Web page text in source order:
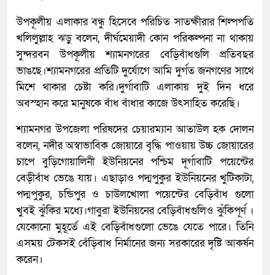
উপকূলীয় এলাকার বন্ধু হিসেবে পরিচিত সাতক্ষীরার শিল্পপতি
খলিলুল্লাহ ঝড়ু বলেন, দীর্ঘমেয়াদী কোন পরিকল্পনা না থাকায়
সুন্দরবন উপকূলীয় শ্যামনগরের বেড়িবাঁধগুলি প্রতিবছর
ভাঙছে।শ্যামনগরের প্রতিটি দুর্যোগে আমি দুর্গত জনগণের সাথে
মিশে থাকার চেষ্টা করি।দুর্গাবাটি এলাকায় দুই দিন ধরে
অবস্হান করে মানুষকে বাঁধ বাঁধার কাজে উৎসাহিত করেছি।
শ্যামনগর উপজেলা পরিষদের চেয়ারম্যান আতাউল হক দোলন
বলেন, নদীর অস্বাভাবিক জোয়ারে বৃদ্ধি পাওয়ায় উচ্চ জোয়ারের
চাপে বুড়িগোয়ালিনী ইউনিয়নের পশ্চিম দূর্গাবাটি পয়েন্টের
বেড়ীবাঁধ ভেঙে যায়। এছাড়াও পদ্মপুকুর ইউনিয়নের খুটিকাটা,
পদ্মপুকুর, চন্ডিপুর ও চাউলখোলা পয়েন্টের বেড়িবাঁধ গুলো
খুবই ঝুঁকির মধ্যে।গাবুরা ইউনিয়নের বেড়িবাঁধগুলিও ঝুঁকিপূর্ণ ।
যেকোনো মুহূর্তে এই বেড়িবাঁধগুলো ভেঙে যেতে পারে। তিনি
এসময় টেকসই বেঁড়িবাধ নির্মানের জন্য সরকারের দৃষ্টি আকর্ষন
করেন।